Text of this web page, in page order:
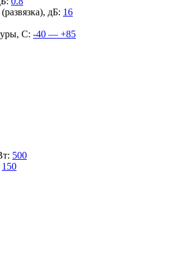
дБ: 16
С: -40 — +85
: 500
150